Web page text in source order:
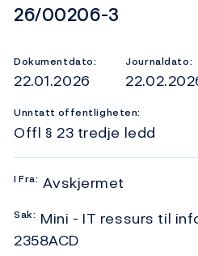
Dokumentnummer
26/00206-3
Dokumentdato:
22.01.2026
Journaldato:
Unntatt offentligheten:
Offl § 23 tredje ledd
I Fra: Avskjermet
Sak: Mini - IT ressurs til
2358ACD